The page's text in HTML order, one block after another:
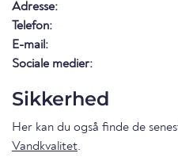
Adresse:
Telefon:
E-mail:
Sociale medier:
Sikkerhed
Her kan du også finde de
Vandkvalitet.